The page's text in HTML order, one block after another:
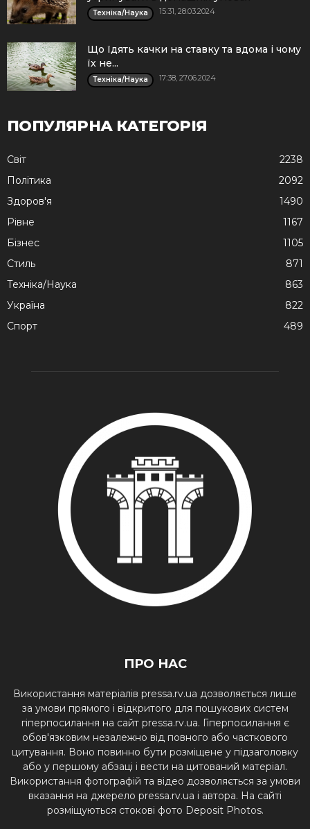
Техніка/Наука 15:31, 28.03.2024
Що їдять качки на ставку та вдома і чому
їх не...
Техніка/Наука 17:38, 27.06.2024
ПОПУЛЯРНА КАТЕГОРІЯ
Cвіт
2238
Політика
2092
Здоров'я
1490
Рівне
1167
Бізнес
1105
Стиль
871
Техніка/Наука
863
Україна
822
Спорт
489
ПРО НАС
Використання матеріалів pressa.rv.ua дозволяється лише
за умови прямого і відкритого для пошукових систем
гіперпосилання на сайт pressa.rv.ua. Гіперпосилання є
обов'язковим незалежно від повного або часткового
цитування. Воно повинно бути розміщене у підзаголовку
або у першому абзаці і вести на цитований матеріал.
Використання фотографій та відео дозволяється за умови
вказання на джерело pressa.rv.ua і автора. На сайті
розміщуються стокові фото Deposit Photos.